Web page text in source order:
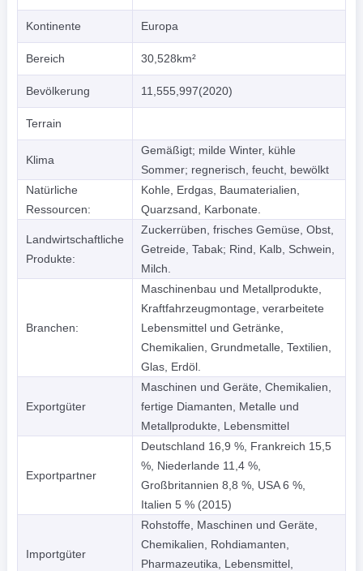
Kontinente Europa
Bereich 30,528km²
Bevölkerung 11,555,997(2020)
Terrain
Klima
Gemäßigt; milde Winter, kühle
Sommer; regnerisch, feucht, bewölkt
Natürliche
Ressourcen:
Kohle, Erdgas, Baumaterialien,
Quarzsand, Karbonate.
Landwirtschaftliche
Produkte:
Zuckerrüben, frisches Gemüse, Obst,
Getreide, Tabak; Rind, Kalb, Schwein,
Milch.
Branchen:
Maschinenbau und Metallprodukte,
Kraftfahrzeugmontage, verarbeitete
Lebensmittel und Getränke,
Chemikalien, Grundmetalle, Textilien,
Glas, Erdöl.
Exportgüter
Maschinen und Geräte, Chemikalien,
fertige Diamanten, Metalle und
Metallprodukte, Lebensmittel
Exportpartner
Deutschland 16,9 %, Frankreich 15,5
%, Niederlande 11,4 %,
Großbritannien 8,8 %, USA 6 %,
Italien 5 % (2015)
Importgüter
Rohstoffe, Maschinen und Geräte,
Chemikalien, Rohdiamanten,
Pharmazeutika, Lebensmittel,